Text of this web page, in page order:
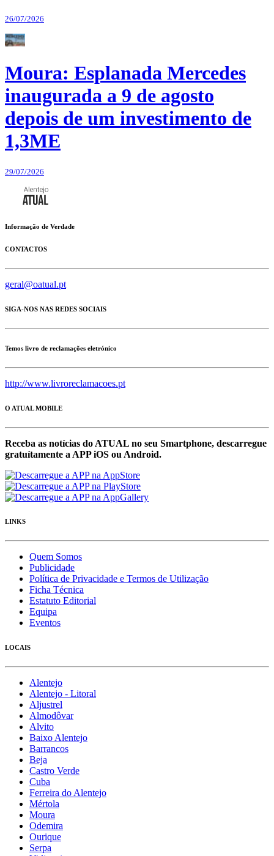
26/07/2026
Moura: Esplanada Mercedes
inaugurada a 9 de agosto
depois de um investimento de
1,3ME
29/07/2026
Informação de Verdade
CONTACTOS
geral@oatual.pt
SIGA-NOS NAS REDES SOCIAIS
Temos livro de reclamações eletrónico
http://www.livroreclamacoes.pt
O ATUAL MOBILE
Receba as notícias do ATUAL no seu Smartphone, descarregue
gratuítamente a APP iOS ou Android.
LINKS
Quem Somos
Publicidade
Política de Privacidade e Termos de Utilização
Ficha Técnica
Estatuto Editorial
Equipa
Eventos
LOCAIS
Alentejo
Alentejo - Litoral
Aljustrel
Almodôvar
Alvito
Baixo Alentejo
Barrancos
Beja
Castro Verde
Cuba
Ferreira do Alentejo
Mértola
Moura
Odemira
Ourique
Serpa